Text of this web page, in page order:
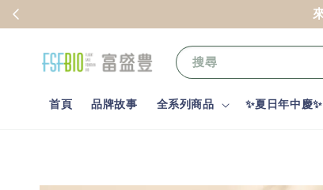
搜尋
首頁 品牌故事 全系列商品 ✨夏日年中慶✨